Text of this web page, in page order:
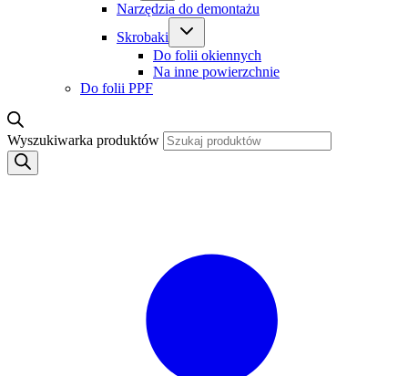
Narzędzia do demontażu
Skrobaki
Do folii okiennych
Na inne powierzchnie
Do folii PPF
Wyszukiwarka produktów